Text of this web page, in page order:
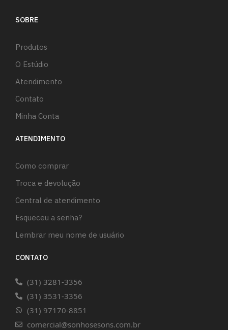
SOBRE
Produtos
O Estúdio
Atendimento
Contato
Minha Conta
ATENDIMENTO
Como comprar
Troca e devolução
Central de atendimento
Esqueceu a senha?
Lembrar meu nome de usuário
CONTATO
(31) 3281-3356
(31) 3531-3356
(31) 97170-8851
comercial@sonhosesons.com.br